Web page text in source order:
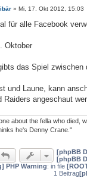
» Mi, 17. Okt 2012, 15:03
für alle Facebook
Oktober
das Spiel zwischen
und Laune, kann
Raiders angeschaut
about the fella who died,
he's Denny Crane."
[phpBB
[phpBB
PHP Warning: in file
1 Beitrag